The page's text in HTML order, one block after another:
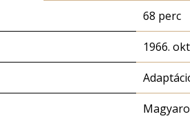
68 perc
1966.